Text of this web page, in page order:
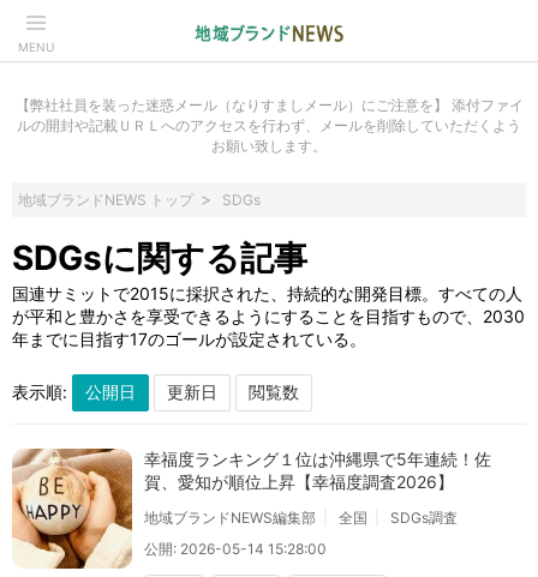
MENU
【弊社社員を装った迷惑メール（なりすましメール）にご注意を】 添付ファイ
ルの開封や記載ＵＲＬへのアクセスを行わず、メールを削除していただくよう
お願い致します。
地域ブランドNEWS トップ SDGs
SDGsに関する記事
国連サミットで2015に採択された、持続的な開発目標。すべての人
が平和と豊かさを享受できるようにすることを目指すもので、2030
年までに目指す17のゴールが設定されている。
表示順:
幸福度ランキング１位は沖縄県で5年連続！佐
賀、愛知が順位上昇【幸福度調査2026】
地域ブランドNEWS編集部 全国
SDGs調査
公開: 2026-05-14 15:28:00